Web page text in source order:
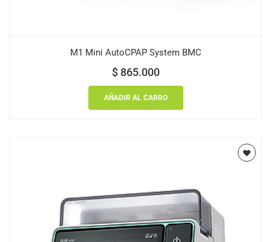
M1 Mini AutoCPAP System BMC
$ 865.000
AÑADIR AL CARRO